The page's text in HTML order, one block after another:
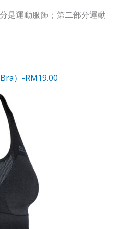
是運動服飾；第二部分運動
）-RM19.00